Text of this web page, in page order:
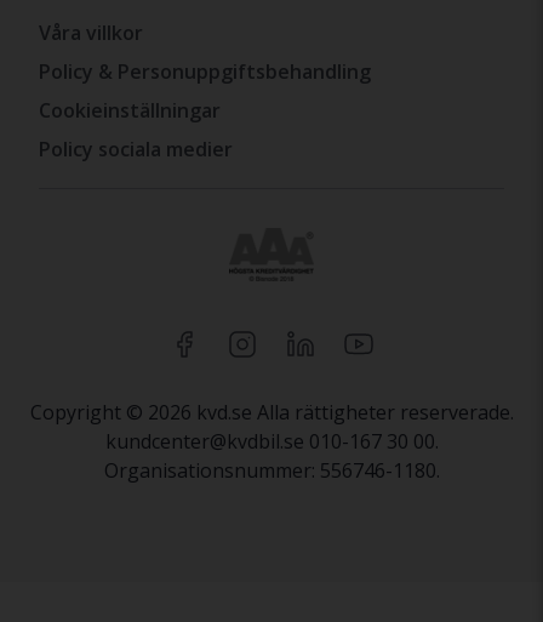
Våra villkor
Policy & Personuppgiftsbehandling
Cookieinställningar
Policy sociala medier
Copyright © 2026 kvd.se Alla rättigheter reserverade.
kundcenter@kvdbil.se 010-167 30 00.
Organisationsnummer: 556746-1180.